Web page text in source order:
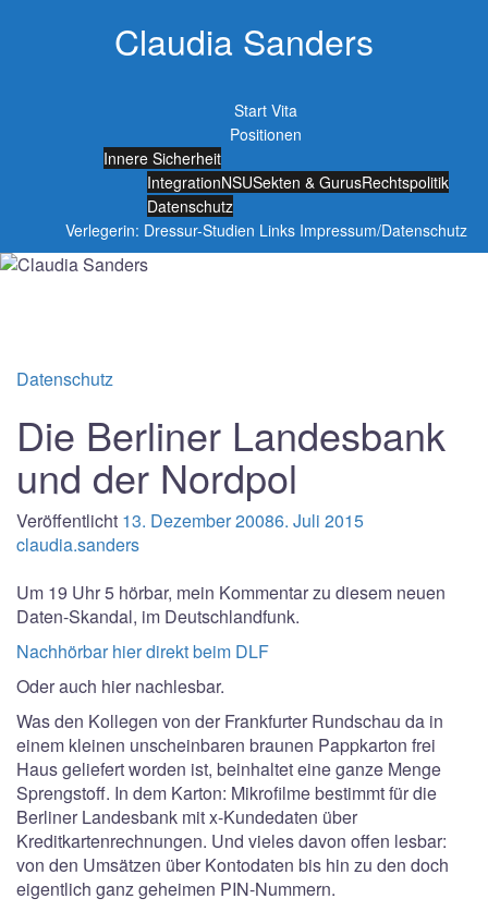
Claudia Sanders
Start Vita
Positionen
Innere Sicherheit
IntegrationNSUSekten & GurusRechtspolitik
Datenschutz
Verlegerin: Dressur-Studien Links Impressum/Datenschutz
Datenschutz
Die Berliner Landesbank
und der Nordpol
Veröffentlicht 13. Dezember 20086. Juli 2015
claudia.sanders
Um 19 Uhr 5 hörbar, mein Kommentar zu diesem neuen
Daten-Skandal, im Deutschlandfunk.
Nachhörbar hier direkt beim DLF
Oder auch hier nachlesbar.
Was den Kollegen von der Frankfurter Rundschau da in
einem kleinen unscheinbaren braunen Pappkarton frei
Haus geliefert worden ist, beinhaltet eine ganze Menge
Sprengstoff. In dem Karton: Mikrofilme bestimmt für die
Berliner Landesbank mit x-Kundedaten über
Kreditkartenrechnungen. Und vieles davon offen lesbar:
von den Umsätzen über Kontodaten bis hin zu den doch
eigentlich ganz geheimen PIN-Nummern.